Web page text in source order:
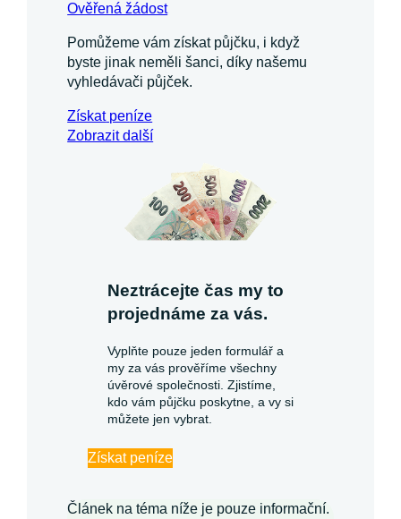
Ověřená žádost
Pomůžeme vám získat půjčku, i když
byste jinak neměli šanci, díky našemu
vyhledávači půjček.
Získatpeníze
Zobrazit další
Neztrácejte čas my to
projednáme za vás.
Vyplňte pouze jeden formulář a
my za vás prověříme všechny
úvěrové společnosti. Zjistíme,
kdo vám půjčku poskytne, a vy si
můžete jen vybrat.
Získat peníze
Článek na téma níže je pouze informační.